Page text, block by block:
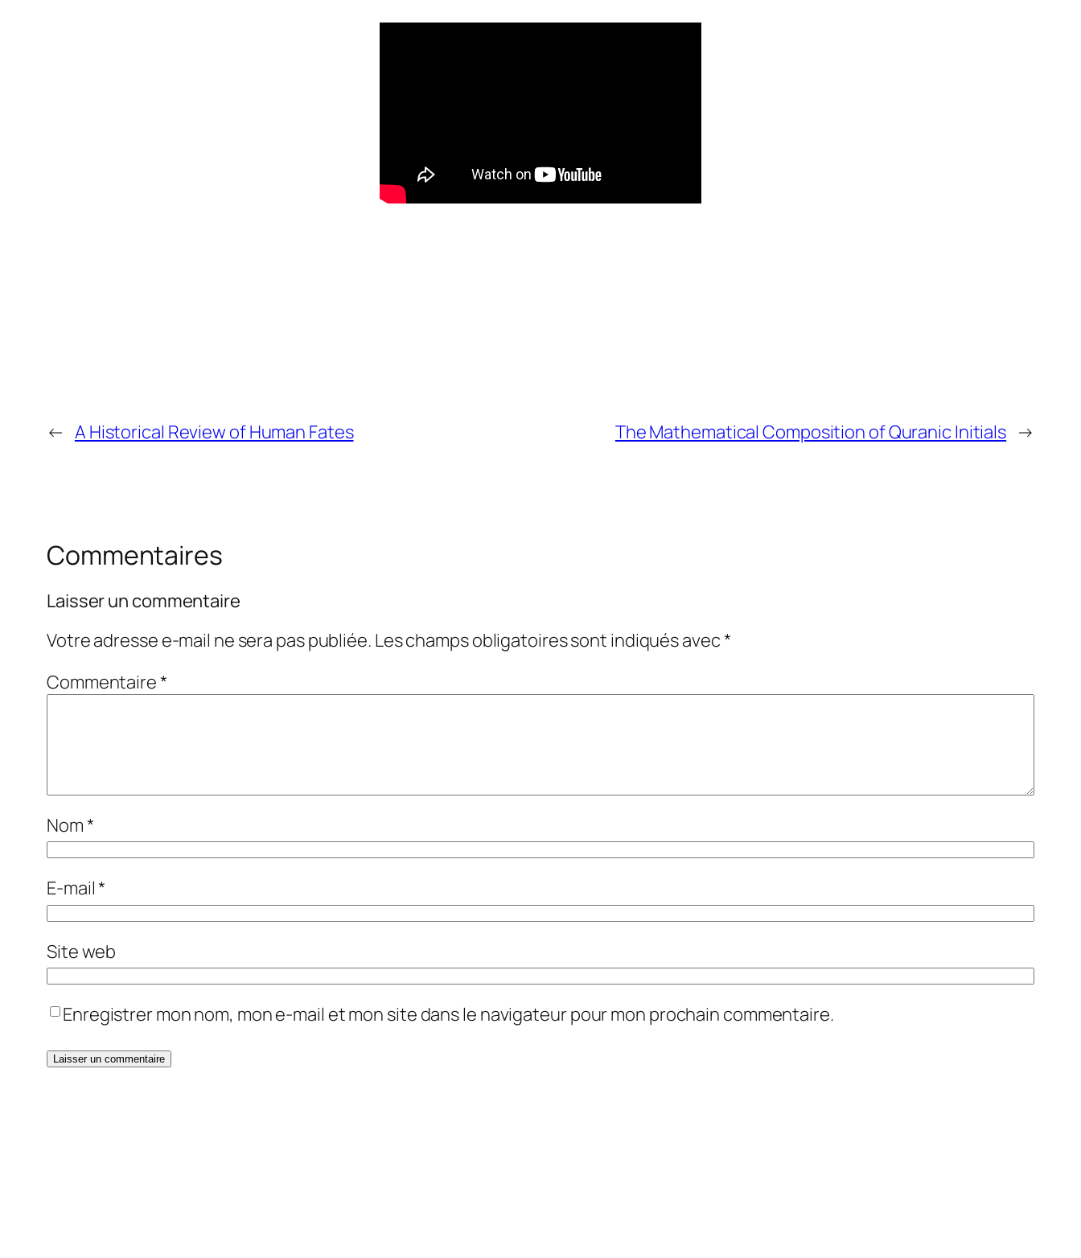
← A Historical Review of Human Fates The Mathematical Composition of Quranic Initials →
Commentaires
Laisser un commentaire
Votre adresse e-mail ne sera pas publiée. Les champs obligatoires sont indiqués avec*
Commentaire*
Nom*
E-mail*
Site web
Enregistrer mon nom, mon e-mail et mon site dans le navigateur pour mon prochain commentaire.